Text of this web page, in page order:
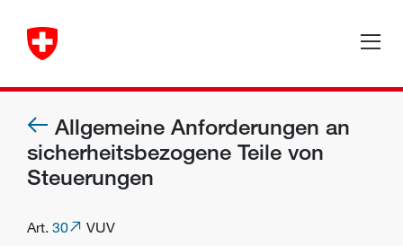
Allgemeine Anforderungen an
sicherheitsbezogene Teile von
Steuerungen
Art. 30
VUV